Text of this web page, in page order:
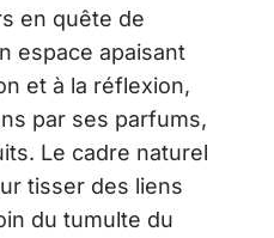
en quête de
espace apaisant
et à la réflexion,
par ses parfums,
Le cadre naturel
tisser des liens
du tumulte du